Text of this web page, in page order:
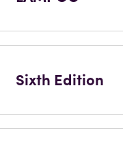
Sixth Edition